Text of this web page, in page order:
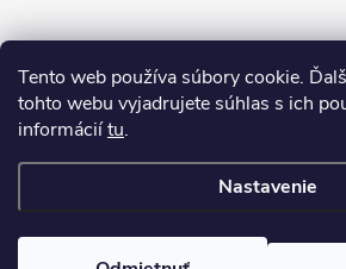
Tento web používa súbory cookie.
tohto webu vyjadrujete súhlas s ich
informáciítu.
Nastavenie
Sledovať na Instagrame
Ako nakupovať
FINERY I darčeky.